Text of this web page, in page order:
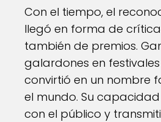
Con el tiempo, el
llegó en forma de
también de premios.
galardones en
convirtió en un nombre
el mundo. Su
con el público y